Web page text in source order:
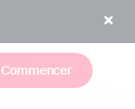
Commencer